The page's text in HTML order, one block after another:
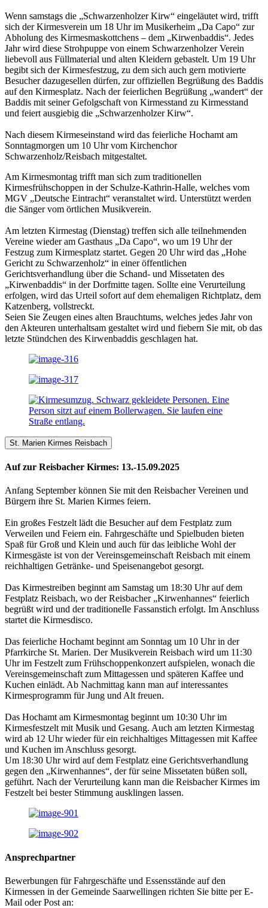
Wenn samstags die „Schwarzenholzer Kirw“ eingeläutet wird, trifft
sich der Kirmesverein um 18 Uhr im Musikerheim „Da Capo“ zur
Abholung des Kirmesmaskottchens – dem „Kirwenbaddis“. Jedes
Jahr wird diese Strohpuppe von einem Schwarzenholzer Verein
liebevoll aus Füllmaterial und alten Kleidern gebastelt. Um 19 Uhr
begibt sich der Kirmesfestzug, zu dem sich auch gern motivierte
Besucher dazugesellen dürfen, zur offiziellen Begrüßung des Baddis
auf den Kirmesplatz. Nach der feierlichen Begrüßung „wandert“ der
Baddis mit seiner Gefolgschaft von Kirmesstand zu Kirmesstand
und feiert ausgiebig die „Schwarzenholzer Kirw“.
Nach diesem Kirmeseinstand wird das feierliche Hochamt am
Sonntagmorgen um 10 Uhr vom Kirchenchor
Schwarzenholz/Reisbach mitgestaltet.
Am Kirmesmontag trifft man sich zum traditionellen
Kirmesfrühschoppen in der Schulze-Kathrin-Halle, welches vom
MGV „Deutsche Eintracht“ veranstaltet wird. Unterstützt werden
die Sänger vom örtlichen Musikverein.
Am letzten Kirmestag (Dienstag) treffen sich alle teilnehmenden
Vereine wieder am Gasthaus „Da Capo“, wo um 19 Uhr der
Festzug zum Kirmesplatz startet. Gegen 20 Uhr wird das „Hohe
Gericht zu Schwarzenholz“ in einer öffentlichen
Gerichtsverhandlung über die Schand- und Missetaten des
„Kirwenbaddis“ in der Dorfmitte tagen. Sollte eine Verurteilung
erfolgen, wird das Urteil sofort auf dem ehemaligen Richtplatz, dem
Katzenberg, vollstreckt.
Seien Sie Zeugen eines alten Brauchtums, welches jedes Jahr von
den Akteuren unterhaltsam gestaltet wird und fiebern Sie mit, ob das
letzte Stündchen des Kirwenbaddis geschlagen hat.
St. Marien Kirmes Reisbach
Auf zur Reisbacher Kirmes: 13.-15.09.2025
Anfang September können Sie mit den Reisbacher Vereinen und
Bürgern ihre St. Marien Kirmes feiern.
Ein großes Festzelt lädt die Besucher auf dem Festplatz zum
Verweilen und Feiern ein. Fahrgeschäfte und Spielbuden bieten
Spaß für Groß und Klein und auch für das leibliche Wohl der
Kirmesgäste ist von der Vereinsgemeinschaft Reisbach mit einem
reichhaltigen Getränke- und Speisenangebot gesorgt.
Das Kirmestreiben beginnt am Samstag um 18:30 Uhr auf dem
Festplatz Reisbach, wo der Reisbacher „Kirwenhannes“ feierlich
begrüßt wird und der traditionelle Fassanstich erfolgt. Im Anschluss
startet die Kirmesdisco.
Das feierliche Hochamt beginnt am Sonntag um 10 Uhr in der
Pfarrkirche St. Marien. Der Musikverein Reisbach wird um 11:30
Uhr im Festzelt zum Frühschoppenkonzert aufspielen, wonach die
Vereinsgemeinschaft zum Mittagessen und späteren Kaffee und
Kuchen einlädt. Ab Nachmittag kann man auf interessantes
Kirmesprogramm für Jung und Alt freuen.
Das Hochamt am Kirmesmontag beginnt um 10:30 Uhr im
Kirmesfestzelt mit Musik und Gesang. Auch am letzten Kirmestag
wird ab 12 Uhr wieder für ein reichhaltiges Mittagessen mit Kaffee
und Kuchen im Anschluss gesorgt.
Um 18:30 Uhr wird auf dem Festplatz eine Gerichtsverhandlung
gegen den „Kirwenhannes“, der für seine Missetaten büßen soll,
geführt. Nach der Verurteilung kann man die Reisbacher Kirmes im
Festzelt bei bester Stimmung ausklingen lassen.
Ansprechpartner
Bewerbungen für Fahrgeschäfte und Essensstände auf den
Kirmessen in der Gemeinde Saarwellingen richten Sie bitte per E-
Mail oder Post an: